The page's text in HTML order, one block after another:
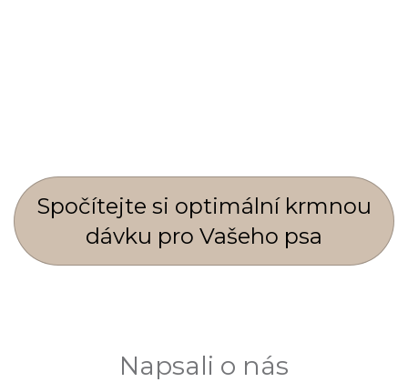
Spočí­tejte si optimální krmnou
dávku pro Vašeho psa
Napsali o nás